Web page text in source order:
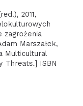
2011,
zagrożenia
Marszałek,
Multicultural
Threats.] ISBN